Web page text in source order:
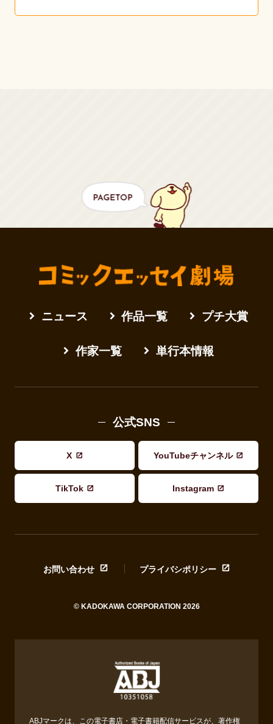
ニュース 作品一覧 プチ大賞
作家一覧 単行本情報
公式SNS
X YouTubeチャンネル
TikTok Instagram
お問い合わせ プライバシポリシー
© KADOKAWA CORPORATION 2026
ABJマークは、この電子書店・電子書籍配信サービスが、著作権